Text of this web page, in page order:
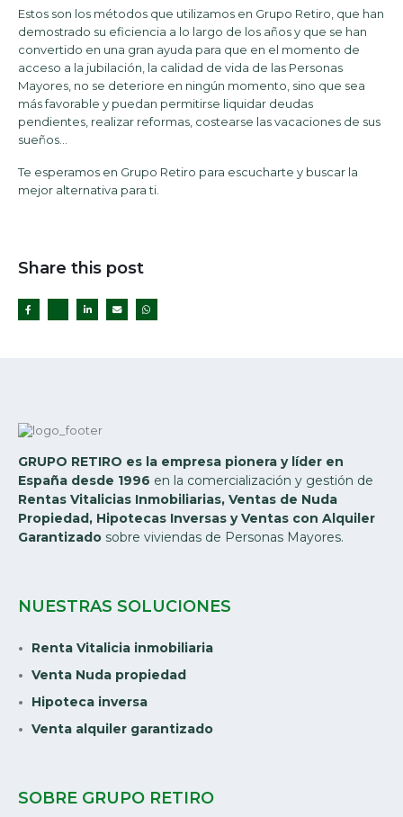
Estos son los métodos que utilizamos en Grupo Retiro, que han
demostrado su eficiencia a lo largo de los años y que se han
convertido en una gran ayuda para que en el momento de
acceso a la jubilación, la calidad de vida de las Personas
Mayores, no se deteriore en ningún momento, sino que sea
más favorable y puedan permitirse liquidar deudas
pendientes, realizar reformas, costearse las vacaciones de sus
sueños…
Te esperamos en Grupo Retiro para escucharte y buscar la
mejor alternativa para ti.
Share this post
GRUPO RETIRO es la empresa pionera y líder en
España desde 1996 en la comercialización y gestión de
Rentas Vitalicias Inmobiliarias, Ventas de Nuda
Propiedad, Hipotecas Inversas y Ventas con Alquiler
Garantizado sobre viviendas de Personas Mayores.
NUESTRAS SOLUCIONES
Renta Vitalicia inmobiliaria
Venta Nuda propiedad
Hipoteca inversa
Venta alquiler garantizado
SOBRE GRUPO RETIRO